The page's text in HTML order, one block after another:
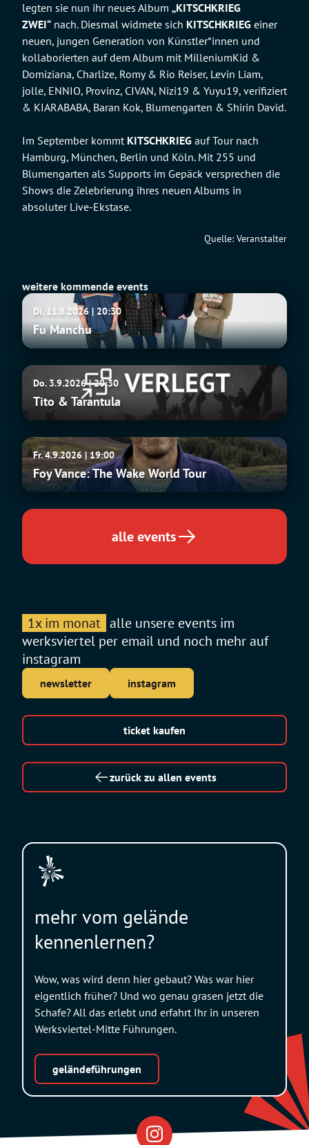
legten sie nun ihr neues Album „KITSCHKRIEG
ZWEI“ nach. Diesmal widmete sich KITSCHKRIEG einer
neuen, jungen Generation von Künstler*innen und
kollaborierten auf dem Album mit MilleniumKid &
Domiziana, Charlize, Romy & Rio Reiser, Levin Liam,
jolle, ENNIO, Provinz, CIVAN, Nizi19 & Yuyu19, verifiziert
& KIARABABA, Baran Kok, Blumengarten & Shirin David.
Im September kommt KITSCHKRIEG auf Tour nach
Hamburg, München, Berlin und Köln. Mit 255 und
Blumengarten als Supports im Gepäck versprechen die
Shows die Zelebrierung ihres neuen Albums in
absoluter Live-Ekstase.
Quelle: Veranstalter
weitere kommende events
Fu
Manchu
Di. 11.8.2026 | 20:30
Fu Manchu
Tito
Tarantula
Do. 3.9.2026 | 20:30
Tito & Tarantula
Foy
Vance:
The
Wake
World
Fr. 4.9.2026 | 19:00
Foy Vance: The Wake World Tour
alle events
1x im monat alle unsere events im
werksviertel per email und noch mehr auf
instagram
newsletter instagram
ticket kaufen
zurück zu allen events
mehr vom gelände
kennenlernen?
Wow, was wird denn hier gebaut? Was war hier
eigentlich früher? Und wo genau grasen jetzt die
Schafe? All das erlebt und erfahrt Ihr in unseren
Werksviertel-Mitte Führungen.
geländeführungen